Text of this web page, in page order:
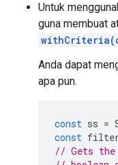
Untuk
guna membuat
Anda dapat
apa pun.
const ss =
const
// Gets